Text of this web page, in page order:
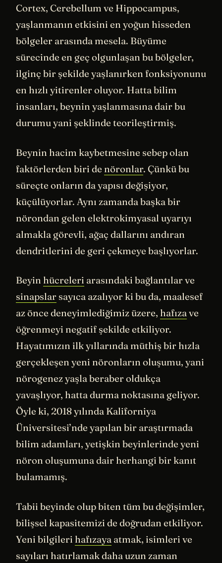
Cortex, Cerebellum ve Hippocampus,
yaşlanmanın etkisini en yoğun hisseden
bölgeler arasında mesela. Büyüme
sürecinde en geç olgunlaşan bu bölgeler,
ilginç bir şekilde yaşlanırken fonksiyonunu
en hızlı yitirenler oluyor. Hatta bilim
insanları, beynin yaşlanmasına dair bu
durumu yani şeklinde teorileştirmiş.
Beynin hacim kaybetmesine sebep olan
faktörlerden biri de nöronlar. Çünkü bu
süreçte onların da yapısı değişiyor,
küçülüyorlar. Aynı zamanda başka bir
nörondan gelen elektrokimyasal uyarıyı
almakla görevli, ağaç dallarını andıran
dendritlerini de geri çekmeye başlıyorlar.
Beyin hücreleri arasındaki bağlantılar ve
sinapslar sayıca azalıyor ki bu da, maalesef
az önce deneyimlediğimiz üzere, hafızave
öğrenmeyi negatif şekilde etkiliyor.
Hayatımızın ilk yıllarında müthiş bir hızla
gerçekleşen yeni nöronların oluşumu, yani
nörogenez yaşla beraber oldukça
yavaşlıyor, hatta durma noktasına geliyor.
Öyle ki, 2018 yılında Kaliforniya
Üniversitesi’nde yapılan bir araştırmada
bilim adamları, yetişkin beyinlerinde yeni
nöron oluşumuna dair herhangi bir kanıt
bulamamış.
Tabii beyinde olup biten tüm bu değişimler,
bilişsel kapasitemizi de doğrudan etkiliyor.
Yeni bilgileri hafızaya atmak, isimleri ve
sayıları hatırlamak daha uzun zaman